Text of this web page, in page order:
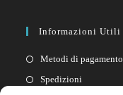
Informazioni Utili
Metodi di pagamento
Spedizioni